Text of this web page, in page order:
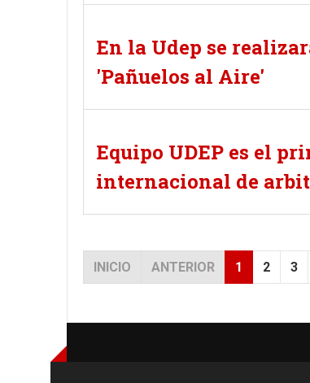
En la Udep se
'Pañuelos al Aire'
Equipo UDEP es el
internacional de
INICIO ANTERIOR 1 2 3